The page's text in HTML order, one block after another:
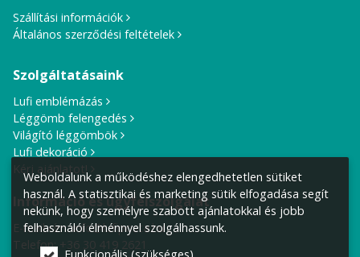
Szállítási információk
Általános szerződési feltételek
Szolgáltatásaink
Lufi emblémázás
Léggömb felengedés
Világító léggömbök
Lufi dekoráció
Kérj ajánlatot!
Információ és ügyfélszolgálat
E-mail cím:info@lufiposta.hu
Telefon:+36 30 419 2621
Weboldalunk a működéshez elengedhetetlen sütiket
használ. A statisztikai és marketing sütik elfogadása segít
nekünk, hogy személyre szabott ajánlatokkal és jobb
felhasználói élménnyel szolgálhassunk.